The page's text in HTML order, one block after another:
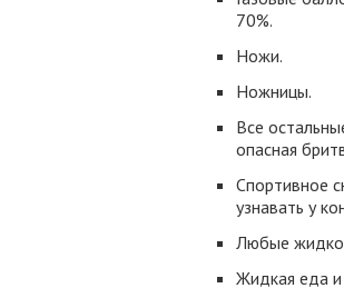
70%.
Ножи.
Ножницы.
Все
опасная
Спортивное
узнавать у
Любые
Жидкая еда и